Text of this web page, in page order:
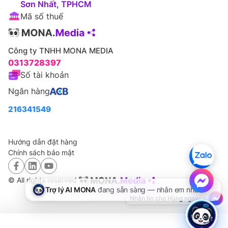
Sơn Nhất, TPHCM
Mã số thuế
Công ty TNHH MONA MEDIA
0313728397
Số tài khoản
Ngân hàng
216341549
© All rights reserved
Chính sách bảo mật
Hướng dẫn đặt hàng